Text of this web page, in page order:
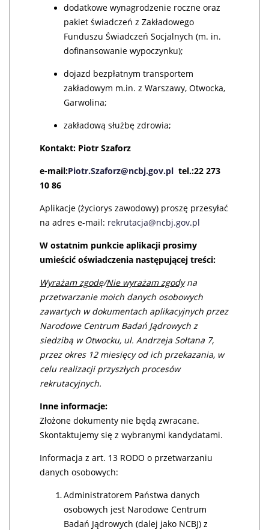
dodatkowe wynagrodzenie roczne oraz
pakiet świadczeń z Zakładowego
Funduszu Świadczeń Socjalnych (m. in.
dofinansowanie wypoczynku);
dojazd bezpłatnym transportem
zakładowym m.in. z Warszawy, Otwocka,
Garwolina;
zakładową służbę zdrowia;
Kontakt: Piotr Szaforz
e-mail:Piotr.Szaforz@ncbj.gov.pl tel.:22 273
10 86
Aplikacje (życiorys zawodowy) proszę przesyłać
na adres e-mail: rekrutacja@ncbj.gov.pl
W ostatnim punkcie aplikacji prosimy
umieścić oświadczenia następującej treści:
Wyrażam zgodę/Nie wyrażam zgodyna
przetwarzanie moich danych osobowych
zawartych w dokumentach aplikacyjnych przez
Narodowe Centrum Badań Jądrowych z
siedzibą w Otwocku, ul. Andrzeja Sołtana 7,
przez okres 12 miesięcy od ich przekazania, w
celu realizacji przyszłych procesów
rekrutacyjnych.
Inne informacje:
Złożone dokumenty nie będą zwracane.
Skontaktujemy się z wybranymi kandydatami.
Informacja z art. 13 RODO o przetwarzaniu
danych osobowych:
Administratorem Państwa danych
osobowych jest Narodowe Centrum
Badań Jądrowych (dalej jako NCBJ) z